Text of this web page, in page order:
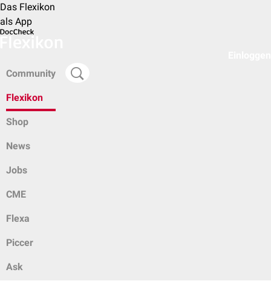
Das Flexikon
als App
Community
Flexikon
Shop
News
Jobs
CME
Flexa
Piccer
Ask